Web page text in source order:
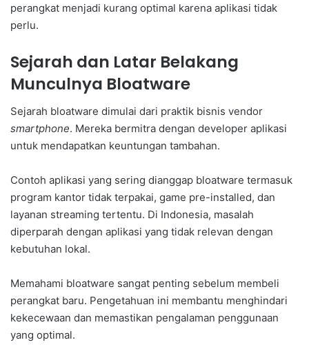
perangkat menjadi kurang optimal karena aplikasi tidak
perlu.
Sejarah dan Latar Belakang
Munculnya Bloatware
Sejarah bloatware dimulai dari praktik bisnis vendor
smartphone. Mereka bermitra dengan developer aplikasi
untuk mendapatkan keuntungan tambahan.
Contoh aplikasi yang sering dianggap bloatware termasuk
program kantor tidak terpakai, game pre-installed, dan
layanan streaming tertentu. Di Indonesia, masalah
diperparah dengan aplikasi yang tidak relevan dengan
kebutuhan lokal.
Memahami bloatware sangat penting sebelum membeli
perangkat baru. Pengetahuan ini membantu menghindari
kekecewaan dan memastikan pengalaman penggunaan
yang optimal.